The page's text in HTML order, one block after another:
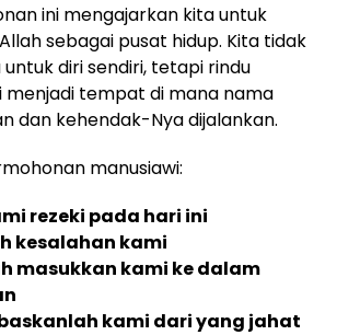
ini mengajarkan kita untuk
sebagai pusat hidup. Kita tidak
diri sendiri, tetapi rindu
menjadi tempat di mana nama
dan kehendak-Nya dijalankan.
manusiawi:
rezeki pada hari ini
kesalahan kami
masukkan kami ke dalam
kami dari yang jahat